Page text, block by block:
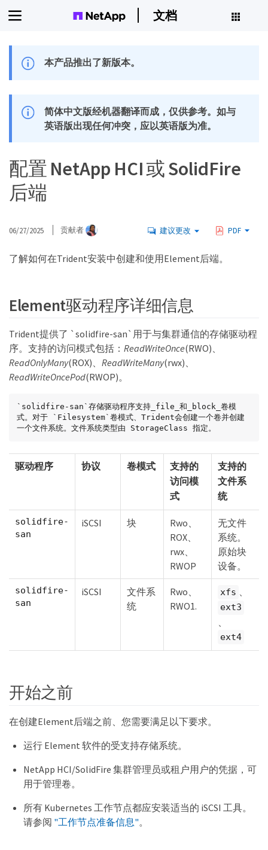
文档
本产品推出了新版本。
简体中文版经机器翻译而成，仅供参考。如与
英语版出现任何冲突，应以英语版为准。
配置 NetApp HCI 或 SolidFire
后端
06/27/2025 贡献者 建议更改 PDF
了解如何在Trident安装中创建和使用Element后端。
Element驱动程序详细信息
Trident提供了 `solidfire-san`用于与集群通信的存储驱动程
序。支持的访问模式包括： ReadWriteOnce(RWO)、
ReadOnlyMany(ROX)、 ReadWriteMany(rwx)、
ReadWriteOncePod(RWOP)。
`solidfire-san`存储驱动程序支持_file_和_block_卷模
式。对于 `Filesystem`卷模式、Trident会创建一个卷并创建
一个文件系统。文件系统类型由 StorageClass 指定。
驱动程序 协议 卷模式
支持的
访问模
式
支持的
文件系
统
solidfire-
san
iSCSI 块
Rwo、
ROX、
rwx、
RWOP
无文件
系统。
原始块
设备。
solidfire-
san
iSCSI
文件系
统
Rwo、
RWO1.
xfs
ext3
ext4
开始之前
在创建Element后端之前、您需要满足以下要求。
运行 Element 软件的受支持存储系统。
NetApp HCI/SolidFire 集群管理员或租户用户的凭据，可
用于管理卷。
所有 Kubernetes 工作节点都应安装适当的 iSCSI 工具。
请参阅 "工作节点准备信息"。